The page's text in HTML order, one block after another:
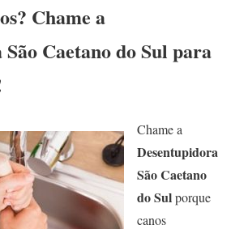
Chame a
Caetano do Sul para
Chame a
Desentupidora
São Caetano
do Sulporque
canos